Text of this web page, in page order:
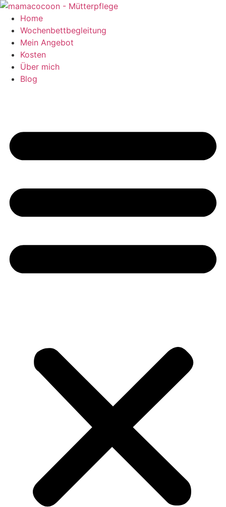
Zum
Inhalt
springen
Home
Wochenbettbegleitung
Mein Angebot
Kosten
Über mich
Blog